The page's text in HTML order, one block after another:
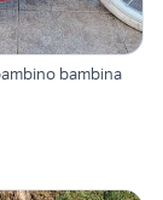
bambina